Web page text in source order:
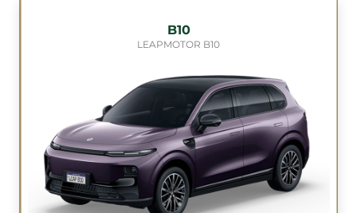
B10
LEAPMOTOR B10